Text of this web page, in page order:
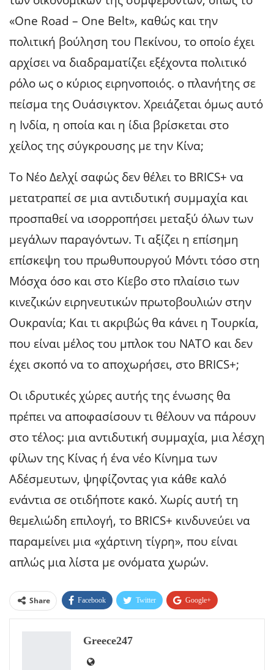
«One Road – One Belt», καθώς και την
πολιτική βούληση του Πεκίνου, το οποίο έχει
αρχίσει να διαδραματίζει εξέχοντα πολιτικό
ρόλο ως ο κύριος ειρηνοποιός. ο πλανήτης σε
πείσμα της Ουάσιγκτον. Χρειάζεται όμως αυτό
η Ινδία, η οποία και η ίδια βρίσκεται στο
χείλος της σύγκρουσης με την Κίνα;
Το Νέο Δελχί σαφώς δεν θέλει το BRICS+ να
μετατραπεί σε μια αντιδυτική συμμαχία και
προσπαθεί να ισορροπήσει μεταξύ όλων των
μεγάλων παραγόντων. Τι αξίζει η επίσημη
επίσκεψη του πρωθυπουργού Μόντι τόσο στη
Μόσχα όσο και στο Κίεβο στο πλαίσιο των
κινεζικών ειρηνευτικών πρωτοβουλιών στην
Ουκρανία; Και τι ακριβώς θα κάνει η Τουρκία,
που είναι μέλος του μπλοκ του ΝΑΤΟ και δεν
έχει σκοπό να το αποχωρήσει, στο BRICS+;
Οι ιδρυτικές χώρες αυτής της ένωσης θα
πρέπει να αποφασίσουν τι θέλουν να πάρουν
στο τέλος: μια αντιδυτική συμμαχία, μια λέσχη
φίλων της Κίνας ή ένα νέο Κίνημα των
Αδέσμευτων, ψηφίζοντας για κάθε καλό
ενάντια σε οτιδήποτε κακό. Χωρίς αυτή τη
θεμελιώδη επιλογή, το BRICS+ κινδυνεύει να
παραμείνει μια «χάρτινη τίγρη», που είναι
απλώς μια λίστα με ονόματα χωρών.
Share Facebook Twitter Google+
Greece247